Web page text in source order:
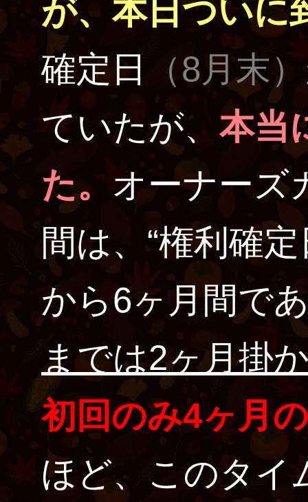
が、本日ついに
確定日
（8月末）
ていたが、本当
た。オーナーズ
間は、“権利確
から6ヶ月間で
までは2ヶ月掛
初回のみ4ヶ月
ほど、このタイ